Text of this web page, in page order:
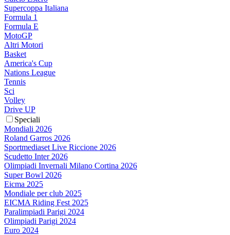
Supercoppa Italiana
Formula 1
Formula E
MotoGP
Altri Motori
Basket
America's Cup
Nations League
Tennis
Sci
Volley
Drive UP
Speciali
Mondiali 2026
Roland Garros 2026
Sportmediaset Live Riccione 2026
Scudetto Inter 2026
Olimpiadi Invernali Milano Cortina 2026
Super Bowl 2026
Eicma 2025
Mondiale per club 2025
EICMA Riding Fest 2025
Paralimpiadi Parigi 2024
Olimpiadi Parigi 2024
Euro 2024